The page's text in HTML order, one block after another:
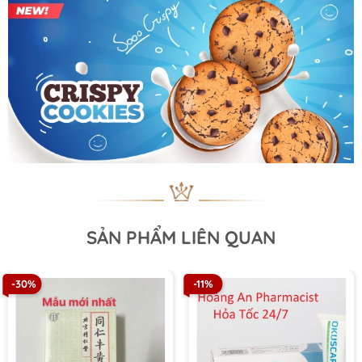
SẢN PHẨM LIÊN QUAN
-30% -11%